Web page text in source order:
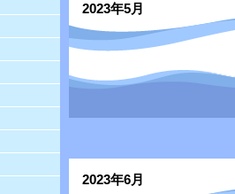
2023年5月
2023年6月